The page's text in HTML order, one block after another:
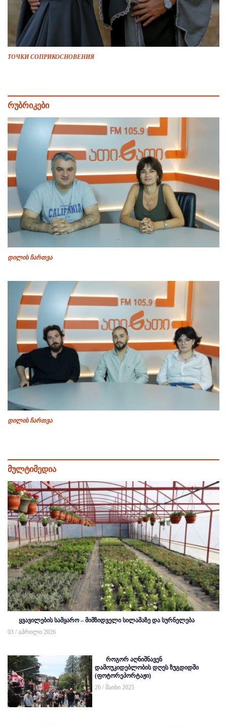
ТОЧКИ СОПРИКОСНОВЕНИЯ
რუბრიკები
დილის ჩართვა
დილის ჩართვა
მულტიმედია
ყვავილების სამყარო – მიმზიდველი სილამაზე და სურნელება
03 / აპრილი 2026
როგორ აღნიშნავენ
დამოუკიდებლობის დღეს ზუგდიდში
(ფოტორეპორტაჟი)
26 / მაისი 2025